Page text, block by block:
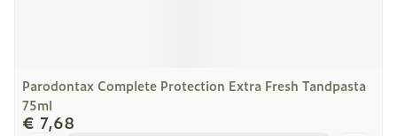
Parodontax Complete Protection Extra Fresh Tandpasta
75ml
€ 7,68